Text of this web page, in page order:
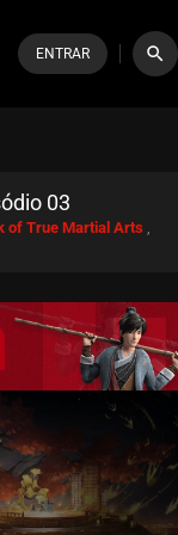
ENTRAR search
03
of True Martial Arts